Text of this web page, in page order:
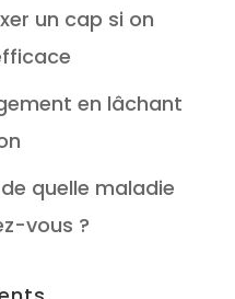
un cap si on
en lâchant
quelle maladie
vous ?